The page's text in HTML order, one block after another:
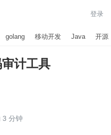
登录
golang 移动开发 Java 开源
计工具
3 分钟